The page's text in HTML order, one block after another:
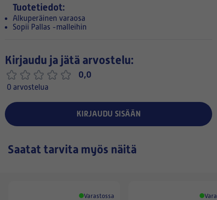
Tuotetiedot:
Alkuperäinen varaosa
Sopii Pallas -malleihin
Kirjaudu ja jätä arvostelu:
0,0
0 arvostelua
KIRJAUDU SISÄÄN
Saatat tarvita myös näitä
Varastossa